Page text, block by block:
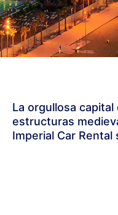
La orgullosa
estructuras
Imperial Car